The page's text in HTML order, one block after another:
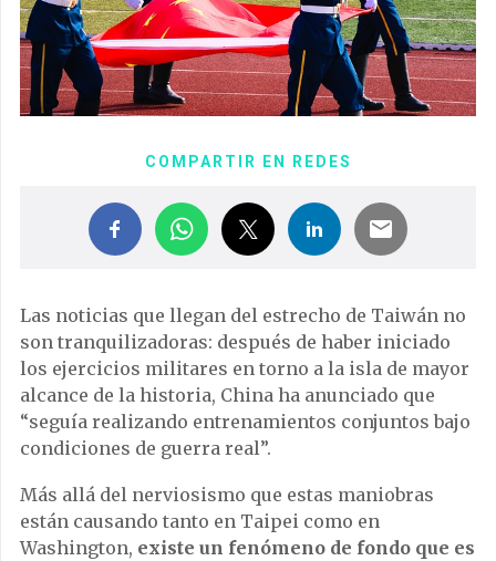
COMPARTIR EN REDES
Las noticias que llegan del estrecho de Taiwán no
son tranquilizadoras: después de haber iniciado
los ejercicios militares en torno a la isla de mayor
alcance de la historia, China ha anunciado que
“seguía realizando entrenamientos conjuntos bajo
condiciones de guerra real”.
Más allá del nerviosismo que estas maniobras
están causando tanto en Taipei como en
Washington, existe un fenómeno de fondo que es